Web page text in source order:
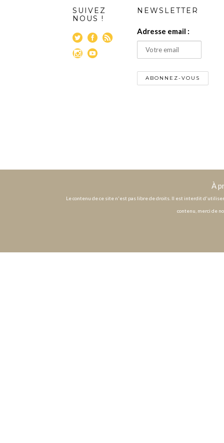
SUIVEZ
NOUS !
NEWSLETTER
Adresse email :
À
Le contenu de ce site n'est pas libre de droits. Il est interdit
contenu, merci de